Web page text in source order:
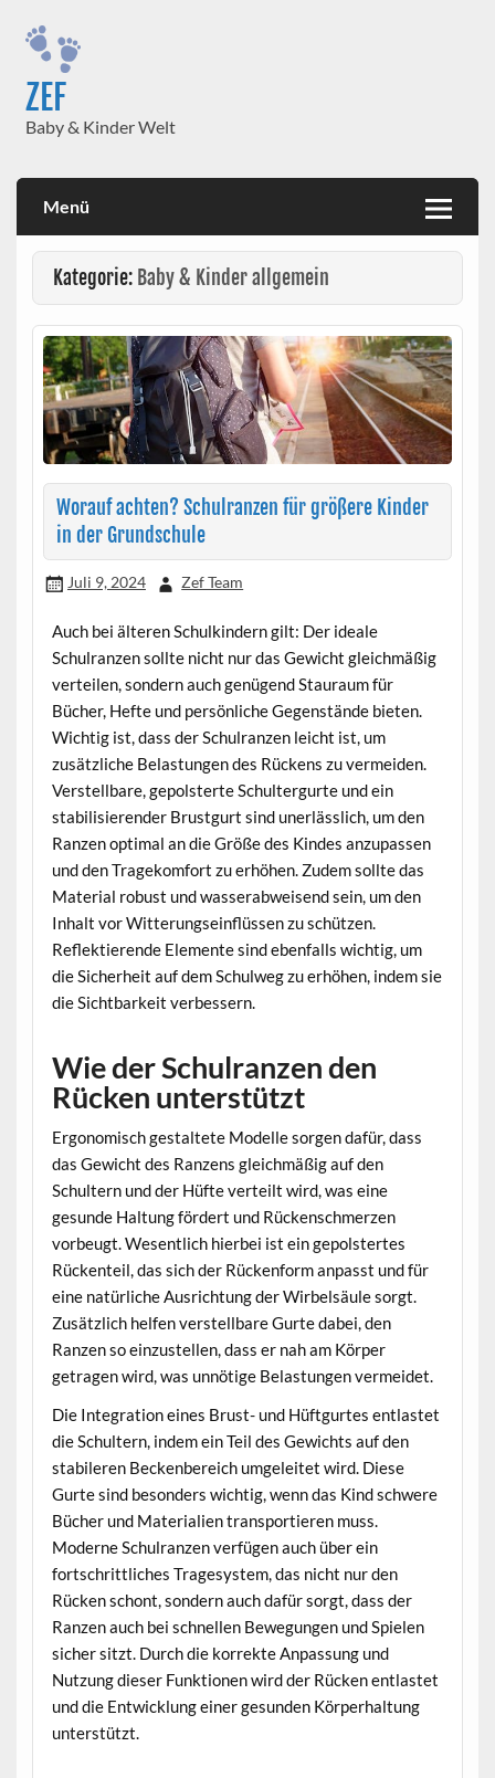
content
ZEF
Baby & Kinder Welt
Menü
Kategorie: Baby & Kinder allgemein
Worauf achten? Schulranzen für größere Kinder
in der Grundschule
Juli 9, 2024 Zef Team
Auch bei älteren Schulkindern gilt: Der ideale
Schulranzen sollte nicht nur das Gewicht gleichmäßig
verteilen, sondern auch genügend Stauraum für
Bücher, Hefte und persönliche Gegenstände bieten.
Wichtig ist, dass der Schulranzen leicht ist, um
zusätzliche Belastungen des Rückens zu vermeiden.
Verstellbare, gepolsterte Schultergurte und ein
stabilisierender Brustgurt sind unerlässlich, um den
Ranzen optimal an die Größe des Kindes anzupassen
und den Tragekomfort zu erhöhen. Zudem sollte das
Material robust und wasserabweisend sein, um den
Inhalt vor Witterungseinflüssen zu schützen.
Reflektierende Elemente sind ebenfalls wichtig, um
die Sicherheit auf dem Schulweg zu erhöhen, indem sie
die Sichtbarkeit verbessern.
Wie der Schulranzen den
Rücken unterstützt
Ergonomisch gestaltete Modelle sorgen dafür, dass
das Gewicht des Ranzens gleichmäßig auf den
Schultern und der Hüfte verteilt wird, was eine
gesunde Haltung fördert und Rückenschmerzen
vorbeugt. Wesentlich hierbei ist ein gepolstertes
Rückenteil, das sich der Rückenform anpasst und für
eine natürliche Ausrichtung der Wirbelsäule sorgt.
Zusätzlich helfen verstellbare Gurte dabei, den
Ranzen so einzustellen, dass er nah am Körper
getragen wird, was unnötige Belastungen vermeidet.
Die Integration eines Brust- und Hüftgurtes entlastet
die Schultern, indem ein Teil des Gewichts auf den
stabileren Beckenbereich umgeleitet wird. Diese
Gurte sind besonders wichtig, wenn das Kind schwere
Bücher und Materialien transportieren muss.
Moderne Schulranzen verfügen auch über ein
fortschrittliches Tragesystem, das nicht nur den
Rücken schont, sondern auch dafür sorgt, dass der
Ranzen auch bei schnellen Bewegungen und Spielen
sicher sitzt. Durch die korrekte Anpassung und
Nutzung dieser Funktionen wird der Rücken entlastet
und die Entwicklung einer gesunden Körperhaltung
unterstützt.